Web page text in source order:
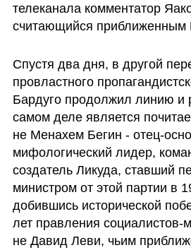
телеканала комментатор
считающийся приближенным
Спустя два дня, в другой
провластного
Бардуго продолжил линию и
самом деле является
не Менахем Бегин - отец-
мифологический лидер,
создатель Ликуда, ставший
министром от этой партии в
добившись исторической
лет правления
не Давид Леви, чьим